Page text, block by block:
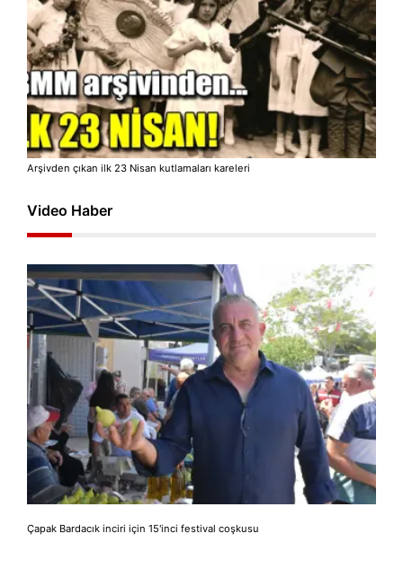
Arşivden çıkan ilk 23 Nisan kutlamaları kareleri
Video Haber
Çapak Bardacık inciri için 15'inci festival coşkusu